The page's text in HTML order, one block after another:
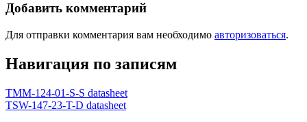
Добавить комментарий
Для отправки комментария вам необходимо авторизоваться.
Навигация по записям
TMM-124-01-S-S datasheet
TSW-147-23-T-D datasheet